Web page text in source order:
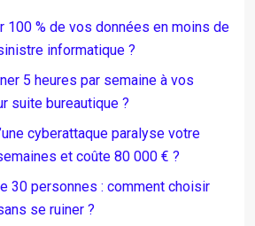
100 % de vos données en moins de
informatique ?
5 heures par semaine à vos
suite bureautique ?
cyberattaque paralyse votre
et coûte 80 000 € ?
30 personnes : comment choisir
se ruiner ?